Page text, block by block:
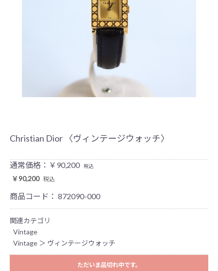
Christian Dior 〈ヴィンテージウォッチ〉
通常価格：￥90,200 税込
￥90,200 税込
商品コード： 872090-000
関連カテゴリ
Vintage
Vintage ＞ ヴィンテージウォッチ
ただいま品切れ中です。